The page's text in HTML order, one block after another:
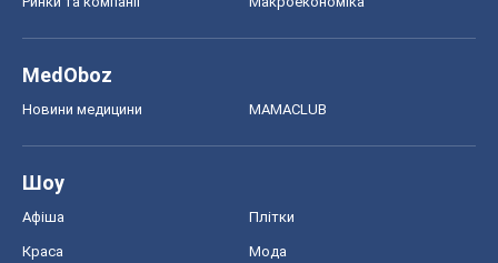
MedOboz
Новини медицини MAMACLUB
Шоу
Афіша Плітки
Краса Мода